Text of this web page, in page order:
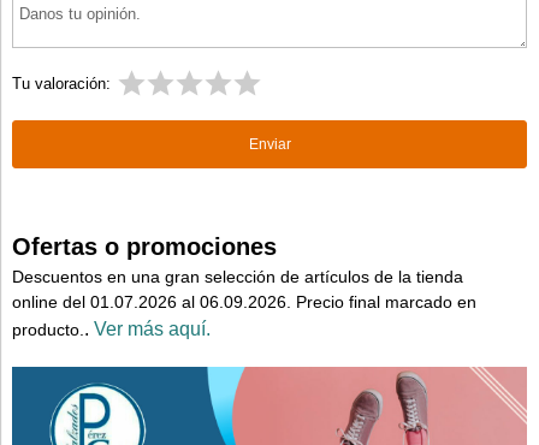
Tu valoración:
Ofertas o promociones
Descuentos en una gran selección de artículos de la tienda
online del 01.07.2026 al 06.09.2026. Precio final marcado en
producto. . Ver más aquí.